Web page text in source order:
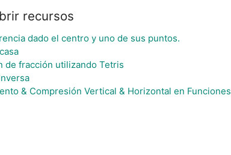
recursos
dado el centro y uno de sus puntos.
de fracción utilizando Tetris
& Compresión Vertical & Horizontal en Funciones